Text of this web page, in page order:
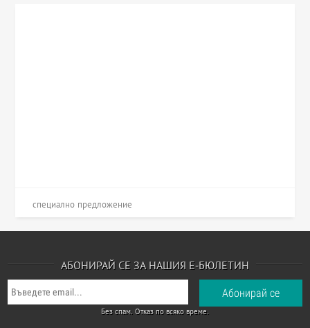
специално предложение
АБОНИРАЙ СЕ ЗА НАШИЯ Е-БЮЛЕТИН
Без спам. Отказ по всяко време.